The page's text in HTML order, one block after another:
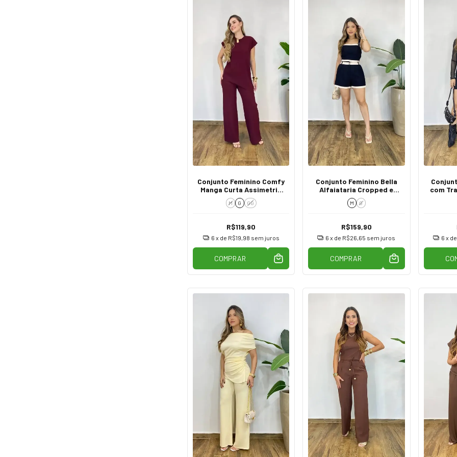
Conjunto Feminino Comfy
Manga Curta Assimetria
Calça Vinho
M G GG
R$119,90
6 x de R$19,98 sem juros
COMPRAR
Conjunto Feminino Bella
Alfaiataria Cropped e
Short Bicolor com Fivela
Preto
M G
R$159,90
6 x de R$26,65 sem juros
COMPRAR
com
6 x de